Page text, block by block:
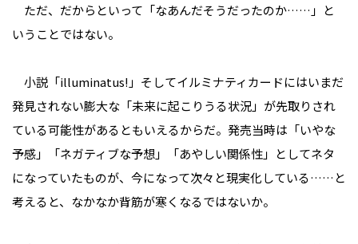
ただ、だからといって「なあんだそうだったのか……」と
いうことではない。
小説「illuminatus!」そしてイルミナティカードにはいまだ
発見されない膨大な「未来に起こりうる状況」が先取りされ
ている可能性があるともいえるからだ。発売当時は「いやな
予感」「ネガティブな予想」「あやしい関係性」としてネタ
になっていたものが、今になって次々と現実化している……と
考えると、なかなか背筋が寒くなるではないか。